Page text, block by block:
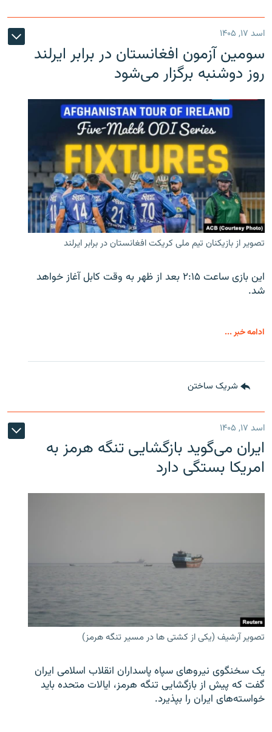
اسد ۱۷, ۱۴۰۵
سومین آزمون افغانستان در برابر ایرلند
روز دوشنبه برگزار می‌شود
تصویر از بازیکنان تیم ملی کریکت افغانستان در برابر ایرلند
این بازی ساعت ۲:۱۵ بعد از ظهر به وقت کابل آغاز خواهد
شد.
ادامه خبر ...
شریک ساختن
اسد ۱۷, ۱۴۰۵
ایران می‌گوید بازگشایی تنگه هرمز به
امریکا بستگی دارد
تصویر آرشیف (یکی از کشتی ها در مسیر تنگه هرمز)
یک سخنگوی نیروهای سپاه پاسداران انقلاب اسلامی ایران
گفت که پیش از بازگشایی تنگه هرمز، ایالات متحده باید
خواسته‌های ایران را بپذیرد.